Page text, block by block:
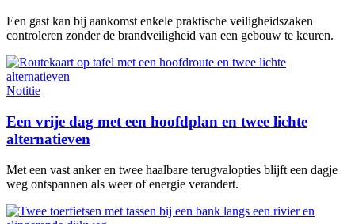
Een gast kan bij aankomst enkele praktische veiligheidszaken
controleren zonder de brandveiligheid van een gebouw te keuren.
Notitie
Een vrije dag met een hoofdplan en twee lichte
alternatieven
Met een vast anker en twee haalbare terugvalopties blijft een dagje
weg ontspannen als weer of energie verandert.